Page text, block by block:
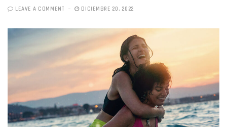
LEAVE A COMMENT DICIEMBRE 20, 2022